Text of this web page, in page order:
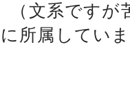
（文系です
に所属してい